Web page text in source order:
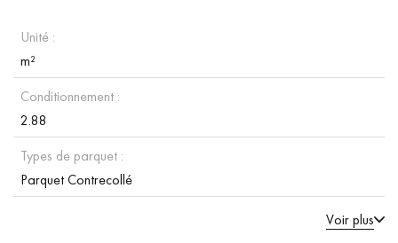
Unité :
m²
Conditionnement :
2.88
Types de parquet :
Parquet Contrecollé
Voir plus